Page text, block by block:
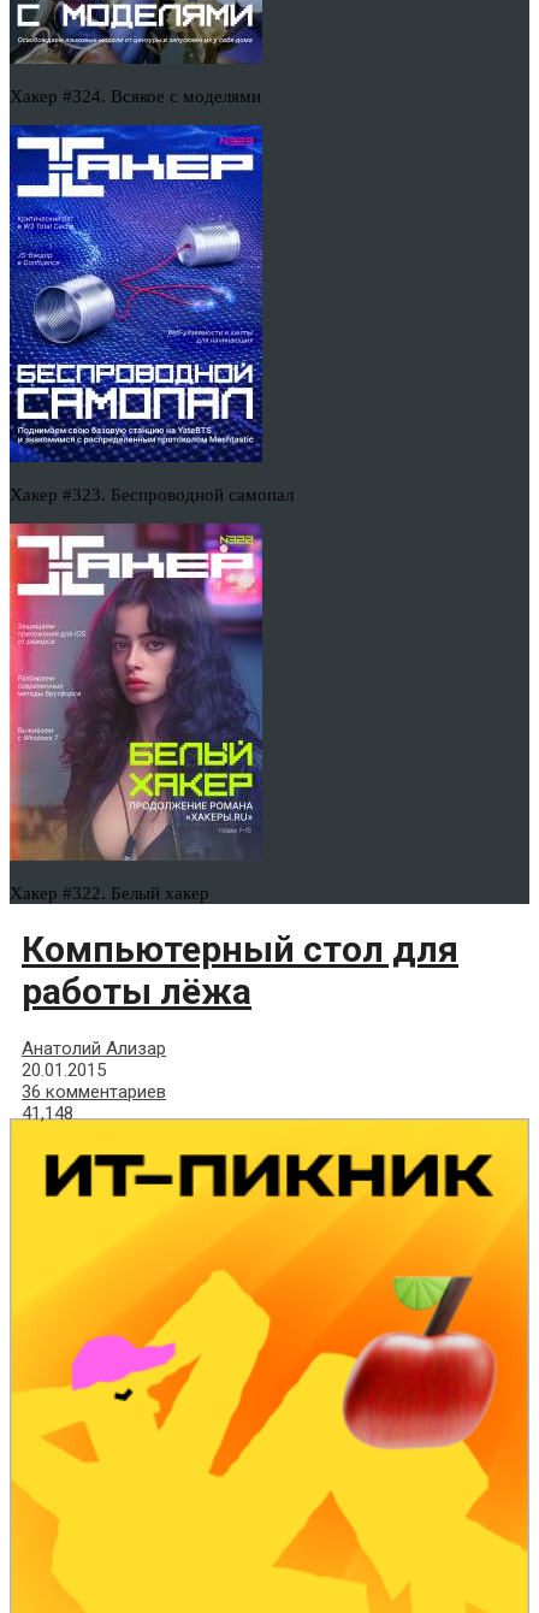
Хакер #324. Всякое с моделями
Хакер #323. Беспроводной самопал
Хакер #322. Белый хакер
Компьютерный стол для
работы лёжа
Анатолий Ализар
20.01.2015
36 комментариев
41,148